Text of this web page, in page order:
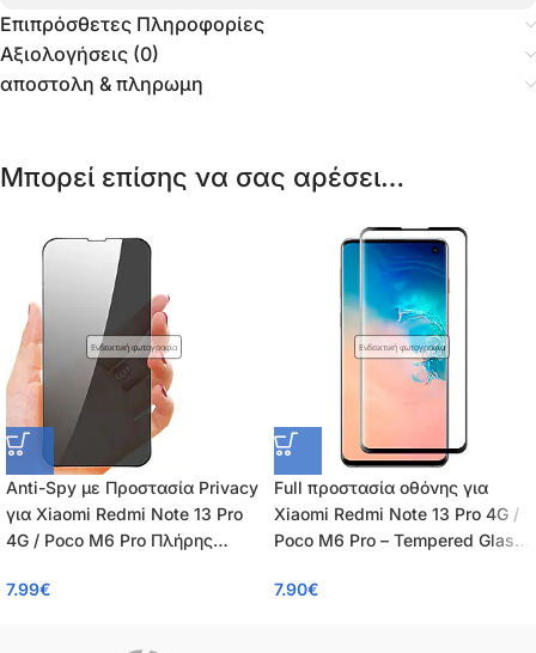
Επιπρόσθετες Πληροφορίες
Αξιολογήσεις (0)
αποστολη & πληρωμη
Μπορεί επίσης να σας αρέσει…
Ενδεικτική φωτογραφία
Anti-Spy με Προστασία Privacy
για Xiaomi Redmi Note 13 Pro
4G / Poco M6 Pro Πλήρης
Glass 9H, Κάλυψη 100%, OEM,
7.99€
Ενδεικτική φωτογραφία
Full προστασία οθόνης για
Xiaomi Redmi Note 13 Pro 4G /
Poco M6 Pro – Tempered Glass
0.26mm
7.90€